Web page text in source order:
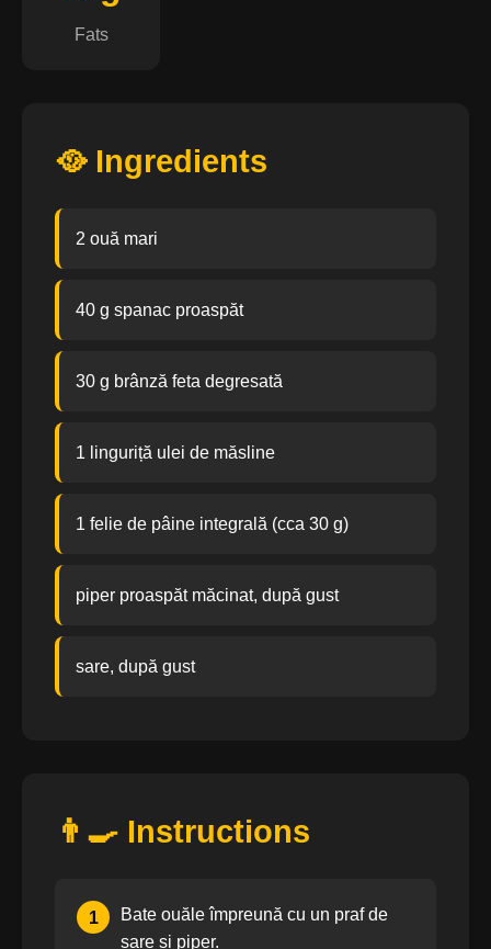
Fats
🥘 Ingredients
2 ouă mari
40 g spanac proaspăt
30 g brânză feta degresată
1 linguriță ulei de măsline
1 felie de pâine integrală (cca 30 g)
piper proaspăt măcinat, după gust
sare, după gust
👨‍🍳 Instructions
1
Bate ouăle împreună cu un praf de
sare și piper.